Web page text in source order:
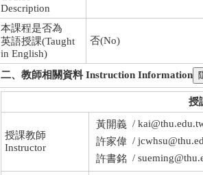
Description
本課程是否為
英語授課(Taught
in English)
否(No)
二、教師相關資料 Instruction Information
授
授課教師
Instructor
黃開義 /
許家偉 /
許書銘 /